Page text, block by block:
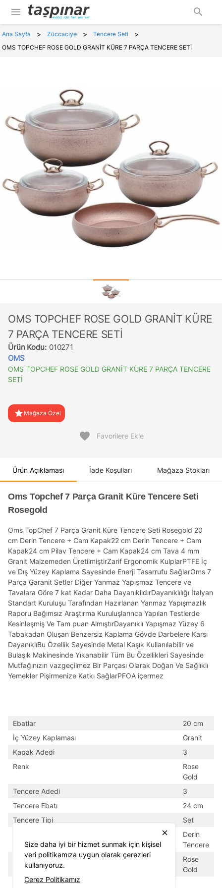
menu search
Ana Sayfa > Züccaciye > Tencere Seti >
OMS TOPCHEF ROSE GOLD GRANİT KÜRE 7 PARÇA TENCERE SETİ
OMS TOPCHEF ROSE GOLD GRANİT KÜRE
7 PARÇA TENCERE SETİ
Ürün Kodu: 010271
OMS
OMS TOPCHEF ROSE GOLD GRANİT KÜRE 7 PARÇA TENCERE
SETİ
star Mağaza Özel
favorite Favorilere Ekle
Ürün Açıklaması İade Koşulları Mağaza Stokları
Oms Topchef 7 Parça Granit Küre Tencere Seti
Rosegold
Oms TopChef 7 Parça Granit Küre Tencere Seti Rosegold 20
cm Derin Tencere + Cam Kapak22 cm Derin Tencere + Cam
Kapak24 cm Pilav Tencere + Cam Kapak24 cm Tava 4 mm
Granit Malzemeden ÜretilmiştirZarif Ergonomik KulplarPTFE İç
ve Dış Yüzey Kaplama Sayesinde Enerji Tasarrufu SağlarOms 7
Parça Garanit Setler Diğer Yanmaz Yapışmaz Tencere ve
Tavalara Göre 7 kat Kadar Daha DayanıklıdırDayanıklılığı İtalyan
Standart Kuruluşu Tarafından Hazırlanan Yanmaz Yapışmazlık
Raporu Bağımsız Araştırma Kuruluşlarınca Yapılan Testlerde
Kesinleşmiş Ve Tam puan AlmıştırDayanıklı Yapışmaz Yüzey 6
Tabakadan Oluşan Benzersiz Kaplama Gövde Darbelere Karşı
DayanıklıBu Özellik Sayesinde Metal Kaşık Kullanılabilir ve
Bulaşık Makinesinde Yıkanabilir Tüm Bu Özellikleri Sayesinde
Mutfağınızın vazgeçilmez Bir Parçası Olarak Doğan Ve Sağlıklı
Yemekler Pişirmenize Katkı SağlarPFOA içermez
Ebatlar
20 cm
İç Yüzey Kaplaması
Granit
Kapak Adedi
3
Renk
Rose
Gold
Tencere Adedi
3
Tencere Ebatı
24 cm
Tencere Tipi
Set
Derin
Tencere
Ürün Rengi
Rose
Gold
close
Size daha iyi bir hizmet sunmak için kişisel
veri politikamıza uygun olarak çerezleri
kullanıyoruz.
Çerez Politikamız